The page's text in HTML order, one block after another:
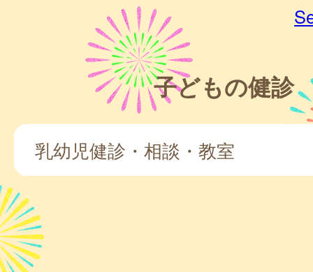
子どもの健診
乳幼児健診・相談・教室